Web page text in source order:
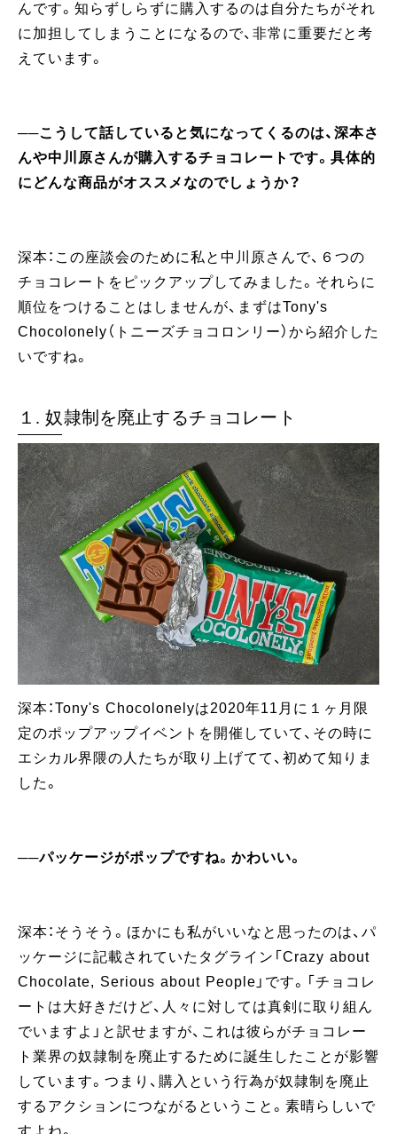
んです。知らずしらずに購入するのは自分たちがそれ
に加担してしまうことになるので、非常に重要だと考
えています。
──こうして話していると気になってくるのは、深本さ
んや中川原さんが購入するチョコレートです。具体的
にどんな商品がオススメなのでしょうか？
深本：この座談会のために私と中川原さんで、６つの
チョコレートをピックアップしてみました。それらに
順位をつけることはしませんが、まずはTony's
Chocolonely（トニーズチョコロンリー）から紹介した
いですね。
１. 奴隷制を廃止するチョコレート
深本：Tony's Chocolonelyは2020年11月に１ヶ月限
定のポップアップイベントを開催していて、その時に
エシカル界隈の人たちが取り上げてて、初めて知りま
した。
──パッケージがポップですね。かわいい。
深本：そうそう。ほかにも私がいいなと思ったのは、パ
ッケージに記載されていたタグライン「Crazy about
Chocolate, Serious about People」です。「チョコレ
ートは大好きだけど、人々に対しては真剣に取り組ん
でいますよ」と訳せますが、これは彼らがチョコレー
ト業界の奴隷制を廃止するために誕生したことが影響
しています。つまり、購入という行為が奴隷制を廃止
するアクションにつながるということ。素晴らしいで
すよね。